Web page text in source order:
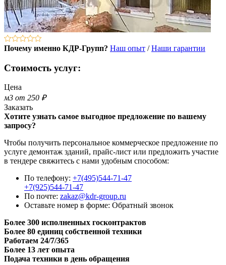
Почему именно КДР-Групп? Наш опыт /Наши гарантии
Стоимость услуг:
Цена
м3 от 250 ₽
Заказать
Хотите узнать самое выгодное предложение по вашему
запросу?
Чтобы получить персональное коммерческое предложение по
услуге демонтаж зданий, прайс-лист или предложить участие
в тендере свяжитесь с нами удобным способом:
По телефону: +7(495)544-71-47
+7(925)544-71-47
По почте: zakaz@kdr-group.ru
Оставьте номер в форме: Обратный звонок
Более 300 исполненных госконтрактов
Более 80 единиц собственной техники
Работаем 24/7/365
Более 13 лет опыта
Подача техники в день обращения